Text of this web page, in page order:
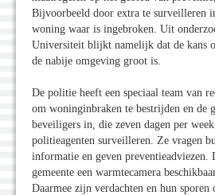
Bijvoorbeeld door extra te surveilleren
woning waar is ingebroken. Uit
Universiteit blijkt namelijk dat de kans
de nabije omgeving groot is.
De politie heeft een speciaal team van
om woninginbraken te bestrijden en de
beveiligers in, die zeven dagen per
politieagenten surveilleren. Ze vragen
informatie en geven preventieadviezen.
gemeente een warmtecamera
Daarmee zijn verdachten en hun sporen